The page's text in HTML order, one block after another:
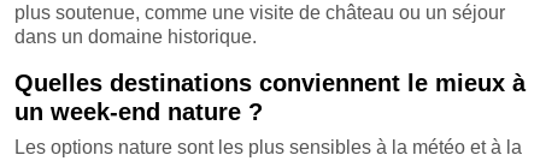
plus soutenue, comme une visite de château ou un séjour
dans un domaine historique.
Quelles destinations conviennent le mieux à
un week-end nature ?
Les options nature sont les plus sensibles à la météo et à la